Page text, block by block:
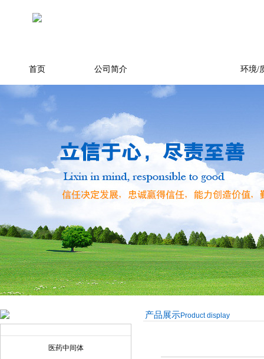
首页 公司简介 环境/
医药中间体
产品展示Product display